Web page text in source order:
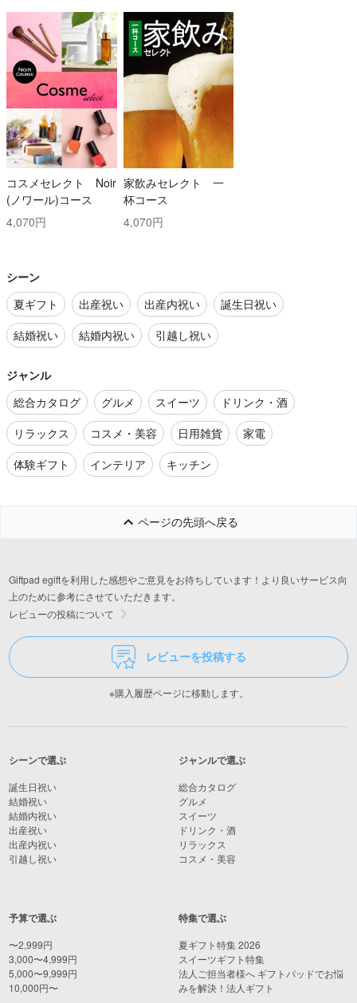
コスメセレクト Noir
(ノワール)コース
4,070円
家飲みセレクト 一
杯コース
4,070円
シーン
夏ギフト
出産祝い 出産内祝い
誕生日祝い
結婚祝い
結婚内祝い 引越し祝い
ジャンル
総合カタログ
グルメ スイーツ
ドリンク・酒
リラックス
コスメ・美容 日用雑貨
家電
体験ギフト
インテリア キッチン
ページの先頭へ戻る
Giftpad egiftを利用した感想やご意見をお待ちしています！より良いサービス向
上のために参考にさせていただきます。
レビューの投稿について
レビューを投稿する
※購入履歴ページに移動します。
シーンで選ぶ
誕生日祝い
結婚祝い
結婚内祝い
出産祝い
出産内祝い
引越し祝い
予算で選ぶ
〜2,999円
3,000〜4,999円
5,000〜9,999円
10,000円〜
ジャンルで選ぶ
総合カタログ
グルメ
スイーツ
ドリンク・酒
リラックス
コスメ・美容
特集で選ぶ
夏ギフト特集 2026
スイーツギフト特集
法人ご担当者様へ ギフトパッドでお悩
みを解決！法人ギフト